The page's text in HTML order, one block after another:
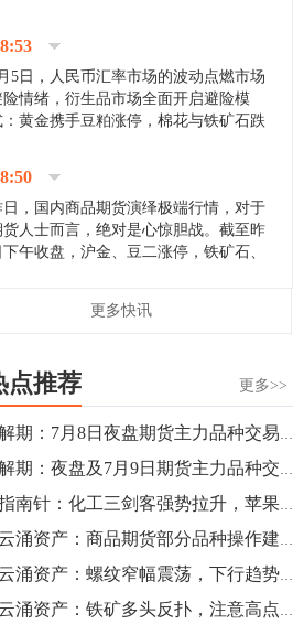
5日，人民币汇率市场的波动点燃市场
险情绪，衍生品市场全面开启避险模
：黄金携手豆粕涨停，棉花与铁矿石跌
来看，汇率波动...
日，国内商品期货演绎极端行情，对于
货人士而言，绝对是心惊胆战。截至昨
下午收盘，沪金、豆二涨停，铁矿石、
src=...
幅达6%，报689.5元/吨，刷新近两个月
位。
正有色研究团队：高度重视贵金属的阶
性机会。自年初以来沪金上涨16.93%，
更多快讯
更多>>
点推荐
猎鹰解期：7月8日夜盘期货主力品种交易建议
猎鹰解期：夜盘及7月9日期货主力品种交易建议
期海指南针：化工三剑客强势拉升，苹果日内反弹领涨三市
风起云涌资产：商品期货部分品种操作建议（热卷，焦煤，棉花，棕榈油）
风起云涌资产：螺纹窄幅震荡，下行趋势不变
风起云涌资产：铁矿多头反扑，注意高点压力